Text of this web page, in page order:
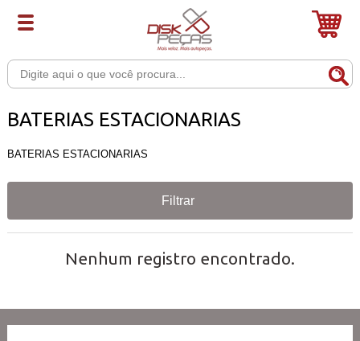
BATERIAS ESTACIONARIAS
BATERIAS ESTACIONARIAS
Filtrar
Nenhum registro encontrado.